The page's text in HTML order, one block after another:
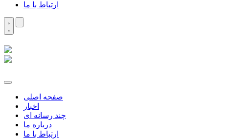
ارتباط با ما
صفحه اصلی
اخبار
چند رسانه ای
درباره ما
ارتباط با ما